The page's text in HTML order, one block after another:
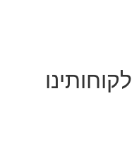
לקוחותינו